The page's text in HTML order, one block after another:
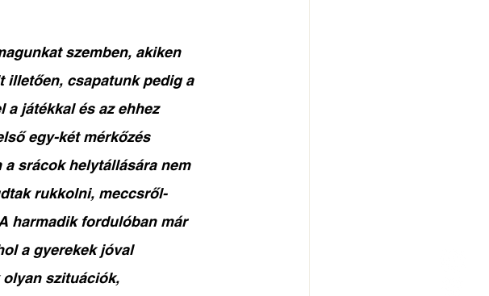
szemben, akiken
illetően, csapatunk pedig a
a játékkal és az ehhez
egy-két mérkőzés
a srácok helytállására nem
rukkolni, meccsről-
harmadik fordulóban már
a gyerekek jóval
szituációk,